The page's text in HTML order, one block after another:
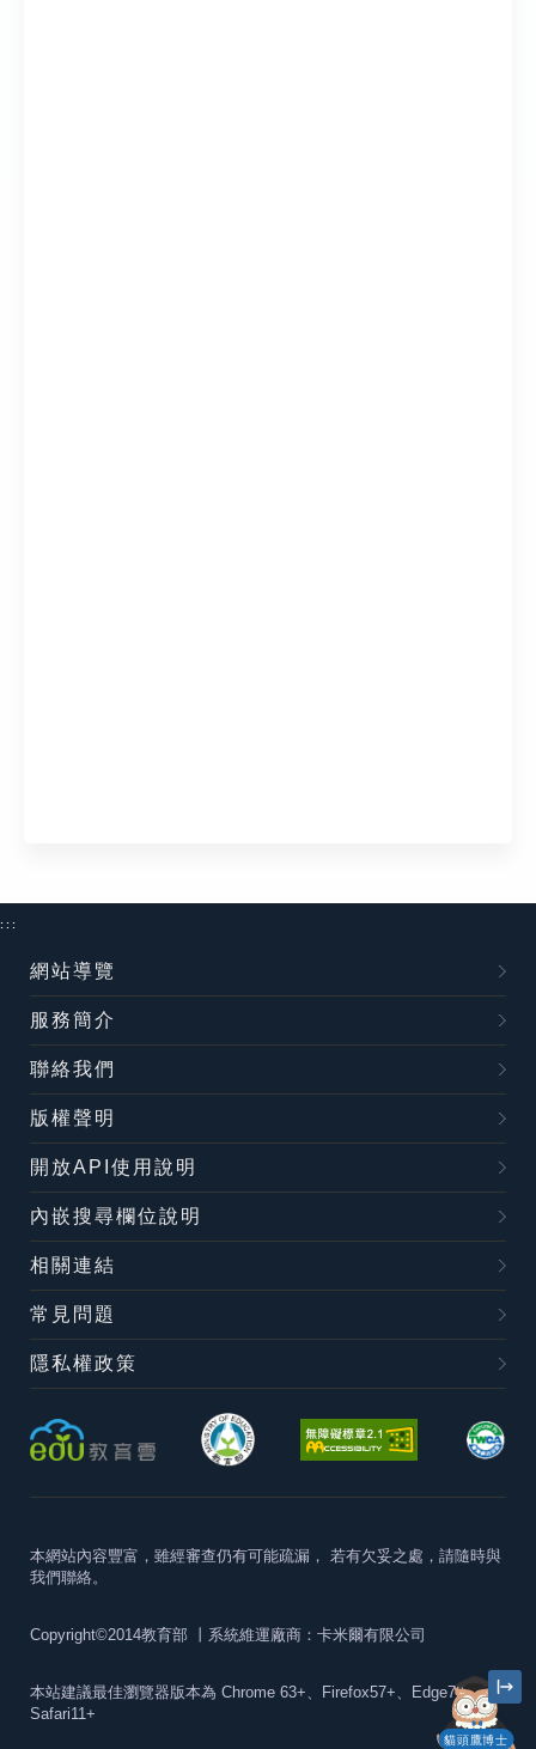
貓頭鷹博士
:::
網站導覽
服務簡介
聯絡我們
版權聲明
開放API使用說明
內嵌搜尋欄位說明
相關連結
常見問題
隱私權政策
本網站內容豐富，雖經審查仍有可能疏漏， 若有欠妥之處，請隨時與
我們聯絡。
Copyright©2014教育部 丨系統維運廠商：卡米爾有限公司
本站建議最佳瀏覽器版本為 Chrome 63+、Firefox57+、Edge79+及
Safari11+